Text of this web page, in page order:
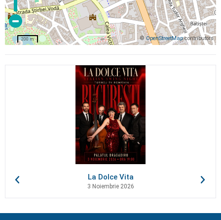
©OpenStreetMapcontributors
200 m
La Dolce Vita
3 Noiembrie 2026